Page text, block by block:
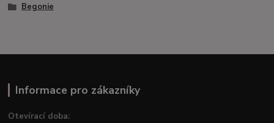
Begonie
Informace pro zákazníky
Otevírací doba: